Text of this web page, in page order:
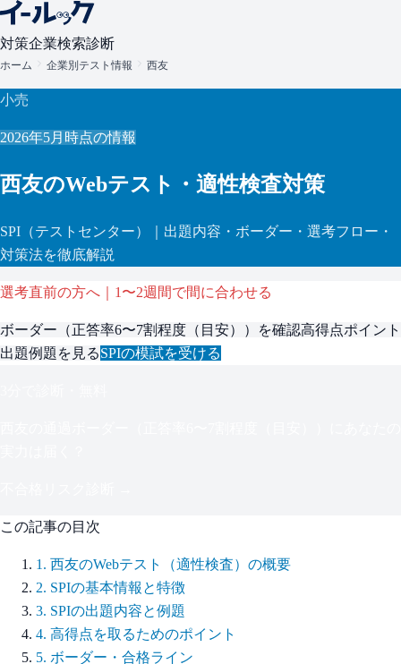
対策企業検索診断
ホーム 企業別テスト情報 西友
小売
2026年5月 時点の情報
西友のWebテスト・適性検査対策
SPI （テストセンター）
｜出題内容・ボーダー・選考フロー・
対策法を徹底解説
選考直前の方へ｜1〜2週間で間に合わせる
ボーダー（正答率6〜7割程度（目安） ）を確認高得点ポイント
出題例題を見るSPIの模試を受ける
この記事の目次
1 . 西友のWebテスト（適性検査）の概要
2. SPIの基本情報と特徴
3. SPIの出題内容と例題
4. 高得点を取るためのポイント
5. ボーダー・合格ライン